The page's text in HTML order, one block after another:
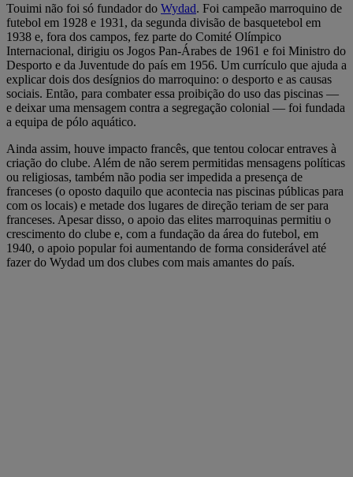
Touimi não foi só fundador do Wydad. Foi campeão marroquino de
futebol em 1928 e 1931, da segunda divisão de basquetebol em
1938 e, fora dos campos, fez parte do Comité Olímpico
Internacional, dirigiu os Jogos Pan-Árabes de 1961 e foi Ministro do
Desporto e da Juventude do país em 1956. Um currículo que ajuda a
explicar dois dos desígnios do marroquino: o desporto e as causas
sociais. Então, para combater essa proibição do uso das piscinas —
e deixar uma mensagem contra a segregação colonial — foi fundada
a equipa de pólo aquático.
Ainda assim, houve impacto francês, que tentou colocar entraves à
criação do clube. Além de não serem permitidas mensagens políticas
ou religiosas, também não podia ser impedida a presença de
franceses (o oposto daquilo que acontecia nas piscinas públicas para
com os locais) e metade dos lugares de direção teriam de ser para
franceses. Apesar disso, o apoio das elites marroquinas permitiu o
crescimento do clube e, com a fundação da área do futebol, em
1940, o apoio popular foi aumentando de forma considerável até
fazer do Wydad um dos clubes com mais amantes do país.